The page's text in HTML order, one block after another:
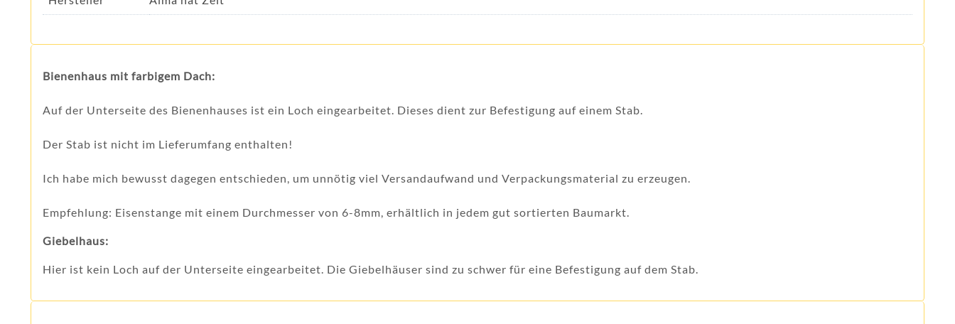
Bienenhaus mit farbigem Dach:
Auf der Unterseite des Bienenhauses ist ein Loch eingearbeitet. Dieses dient zur Befestigung auf einem Stab.
Der Stab ist nicht im Lieferumfang enthalten!
Ich habe mich bewusst dagegen entschieden, um unnötig viel Versandaufwand und Verpackungsmaterial zu erzeugen.
Empfehlung: Eisenstange mit einem Durchmesser von 6-8mm, erhältlich in jedem gut sortierten Baumarkt.
Giebelhaus:
Hier ist kein Loch auf der Unterseite eingearbeitet. Die Giebelhäuser sind zu schwer für eine Befestigung auf dem Stab.